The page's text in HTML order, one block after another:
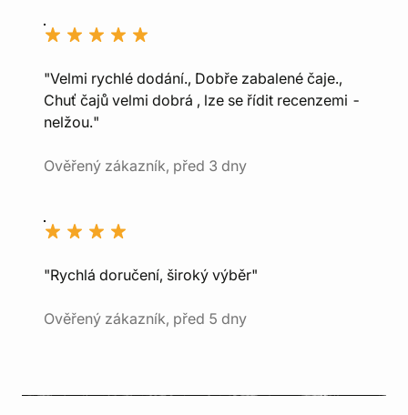
"Velmi rychlé dodání., Dobře zabalené čaje.,
Chuť čajů velmi dobrá , lze se řídit recenzemi -
nelžou."
Ověřený zákazník, před 3 dny
"Rychlá doručení, široký výběr"
Ověřený zákazník, před 5 dny